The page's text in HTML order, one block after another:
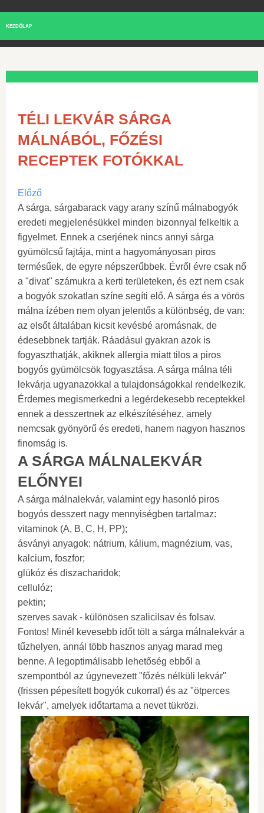
KEZDŐLAP
TÉLI LEKVÁR SÁRGA
MÁLNÁBÓL, FŐZÉSI
RECEPTEK FOTÓKKAL
Előző
A sárga, sárgabarack vagy arany színű málnabogyók
eredeti megjelenésükkel minden bizonnyal felkeltik a
figyelmet. Ennek a cserjének nincs annyi sárga
gyümölcsű fajtája, mint a hagyományosan piros
termésűek, de egyre népszerűbbek. Évről évre csak nő
a "divat" számukra a kerti területeken, és ezt nem csak
a bogyók szokatlan színe segíti elő. A sárga és a vörös
málna ízében nem olyan jelentős a különbség, de van:
az elsőt általában kicsit kevésbé aromásnak, de
édesebbnek tartják. Ráadásul gyakran azok is
fogyaszthatják, akiknek allergia miatt tilos a piros
bogyós gyümölcsök fogyasztása. A sárga málna téli
lekvárja ugyanazokkal a tulajdonságokkal rendelkezik.
Érdemes megismerkedni a legérdekesebb receptekkel
ennek a desszertnek az elkészítéséhez, amely
nemcsak gyönyörű és eredeti, hanem nagyon hasznos
finomság is.
A SÁRGA MÁLNALEKVÁR
ELŐNYEI
A sárga málnalekvár, valamint egy hasonló piros
bogyós desszert nagy mennyiségben tartalmaz:
vitaminok (A, B, C, H, PP);
ásványi anyagok: nátrium, kálium, magnézium, vas,
kalcium, foszfor;
glükóz és diszacharidok;
cellulóz;
pektin;
szerves savak - különösen szalicilsav és folsav.
Fontos! Minél kevesebb időt tölt a sárga málnalekvár a
tűzhelyen, annál több hasznos anyag marad meg
benne. A legoptimálisabb lehetőség ebből a
szempontból az úgynevezett "főzés nélküli lekvár"
(frissen pépesített bogyók cukorral) és az "ötperces
lekvár", amelyek időtartama a nevet tükrözi.